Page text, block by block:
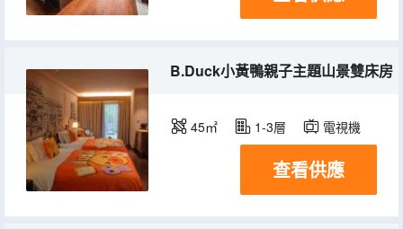
B.Duck小黃鴨親子主題山景雙床房
45㎡ 1-3層 電視機
查看供應